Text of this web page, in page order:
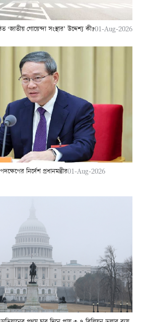
‘জাতীয় গোয়েন্দা সংস্থার’ উদ্দেশ্য কী?01-Aug-2026
নির্দেশ প্রধানমন্ত্রীর01-Aug-2026